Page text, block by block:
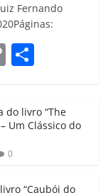
Fernando
C
p
y
Li
m
p
do livro “The
Um Clássico do
0
“Caubói do